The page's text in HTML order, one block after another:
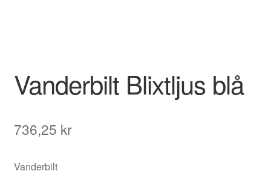
Vanderbilt Blixtljus blå
736,25 kr
Vanderbilt